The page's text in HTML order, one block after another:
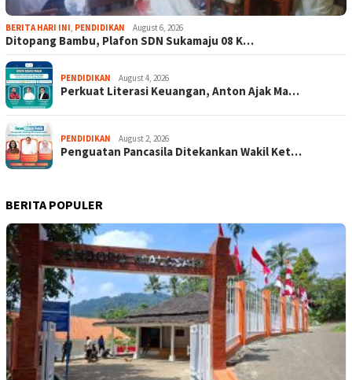
BERITA HARI INI, PENDIDIKAN August 6, 2026
Ditopang Bambu, Plafon SDN Sukamaju 08 K…
PENDIDIKAN August 4, 2026
Perkuat Literasi Keuangan, Anton Ajak Ma…
PENDIDIKAN August 2, 2026
Penguatan Pancasila Ditekankan Wakil Ket…
BERITA POPULER